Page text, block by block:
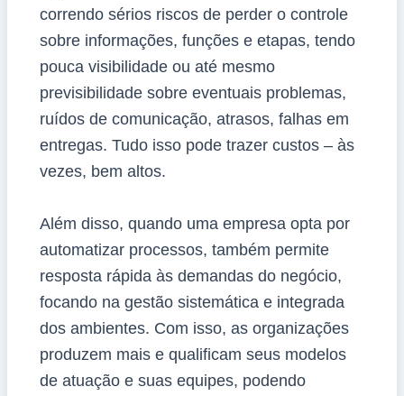
correndo sérios riscos de perder o controle
sobre informações, funções e etapas, tendo
pouca visibilidade ou até mesmo
previsibilidade sobre eventuais problemas,
ruídos de comunicação, atrasos, falhas em
entregas. Tudo isso pode trazer custos – às
vezes, bem altos.
Além disso, quando uma empresa opta por
automatizar processos, também permite
resposta rápida às demandas do negócio,
focando na gestão sistemática e integrada
dos ambientes. Com isso, as organizações
produzem mais e qualificam seus modelos
de atuação e suas equipes, podendo